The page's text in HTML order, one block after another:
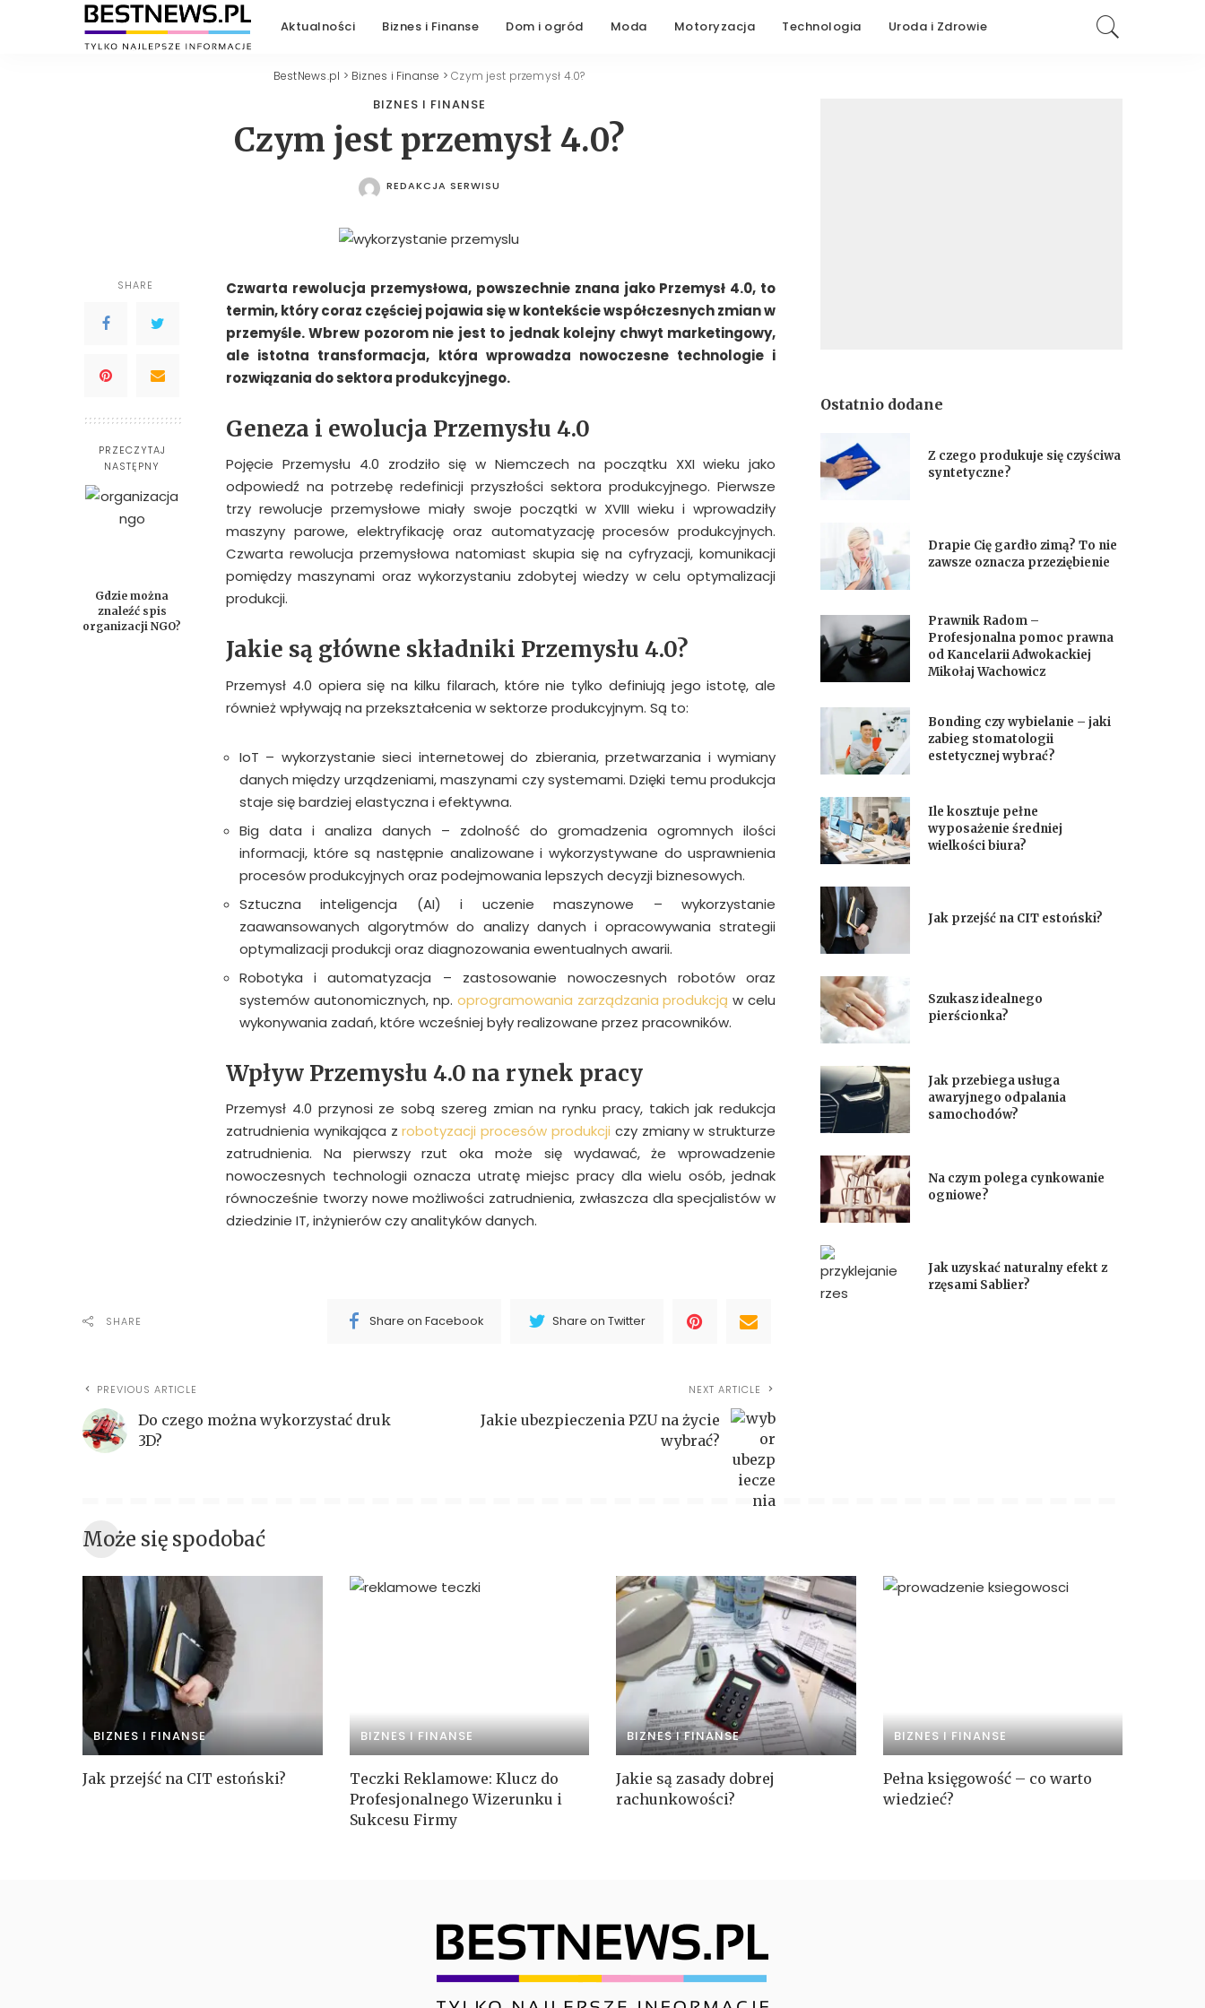
Aktualności Biznes i Finanse Dom i ogród Moda Motoryzacja Technologia Uroda i Zdrowie
BestNews.pl > Biznes i Finanse >Czym jest przemysł 4.0?
BIZNES I FINANSE
Czym jest przemysł 4.0?
POSTED
REDAKCJA SERWISU
SHARE
PRZECZYTAJ
NASTĘPNY
Gdzie można
znaleźć spis
organizacji NGO?
Czwarta rewolucja przemysłowa, powszechnie znana jako Przemysł 4.0, to
termin, który coraz częściej pojawia się w kontekście współczesnych zmian w
przemyśle. Wbrew pozorom nie jest to jednak kolejny chwyt marketingowy,
ale istotna transformacja, która wprowadza nowoczesne technologie i
rozwiązania do sektora produkcyjnego.
Geneza i ewolucja Przemysłu 4.0
Pojęcie Przemysłu 4.0 zrodziło się w Niemczech na początku XXI wieku jako
odpowiedź na potrzebę redefinicji przyszłości sektora produkcyjnego. Pierwsze
trzy rewolucje przemysłowe miały swoje początki w XVIII wieku i wprowadziły
maszyny parowe, elektryfikację oraz automatyzację procesów produkcyjnych.
Czwarta rewolucja przemysłowa natomiast skupia się na cyfryzacji, komunikacji
pomiędzy maszynami oraz wykorzystaniu zdobytej wiedzy w celu optymalizacji
produkcji.
Jakie są główne składniki Przemysłu 4.0?
Przemysł 4.0 opiera się na kilku filarach, które nie tylko definiują jego istotę, ale
również wpływają na przekształcenia w sektorze produkcyjnym. Są to:
IoT – wykorzystanie sieci internetowej do zbierania, przetwarzania i wymiany
danych między urządzeniami, maszynami czy systemami. Dzięki temu produkcja
staje się bardziej elastyczna i efektywna.
Big data i analiza danych – zdolność do gromadzenia ogromnych ilości
informacji, które są następnie analizowane i wykorzystywane do usprawnienia
procesów produkcyjnych oraz podejmowania lepszych decyzji biznesowych.
Sztuczna inteligencja (AI) i uczenie maszynowe – wykorzystanie
zaawansowanych algorytmów do analizy danych i opracowywania strategii
optymalizacji produkcji oraz diagnozowania ewentualnych awarii.
Robotyka i automatyzacja – zastosowanie nowoczesnych robotów oraz
systemów autonomicznych, np. oprogramowania zarządzania produkcją w celu
wykonywania zadań, które wcześniej były realizowane przez pracowników.
Wpływ Przemysłu 4.0 na rynek pracy
Przemysł 4.0 przynosi ze sobą szereg zmian na rynku pracy, takich jak redukcja
zatrudnienia wynikająca zrobotyzacji procesów produkcji czy zmiany w strukturze
zatrudnienia. Na pierwszy rzut oka może się wydawać, że wprowadzenie
nowoczesnych technologii oznacza utratę miejsc pracy dla wielu osób, jednak
równocześnie tworzy nowe możliwości zatrudnienia, zwłaszcza dla specjalistów w
dziedzinie IT, inżynierów czy analityków danych.
SHARE Share on Facebook Share on Twitter
PREVIOUS ARTICLE
Do czego można wykorzystać druk
3D?
NEXT ARTICLE
Jakie ubezpieczenia PZU na życie
wybrać?
Ostatnio dodane
Z czego produkuje się czyściwa
syntetyczne?
Drapie Cię gardło zimą? To nie
zawsze oznacza przeziębienie
Prawnik Radom –
Profesjonalna pomoc prawna
od Kancelarii Adwokackiej
Mikołaj Wachowicz
Bonding czy wybielanie – jaki
zabieg stomatologii
estetycznej wybrać?
Ile kosztuje pełne
wyposażenie średniej
wielkości biura?
Jak przejść na CIT estoński?
Szukasz idealnego
pierścionka?
Jak przebiega usługa
awaryjnego odpalania
samochodów?
Na czym polega cynkowanie
ogniowe?
Jak uzyskać naturalny efekt z
rzęsami Sablier?
Może się spodobać
BIZNES I FINANSE
Jak przejść na CIT estoński?
BIZNES I FINANSE
Teczki Reklamowe: Klucz do
Profesjonalnego Wizerunku i
Sukcesu Firmy
BIZNES I FINANSE
Jakie są zasady dobrej
rachunkowości?
BIZNES I FINANSE
Pełna księgowość – co warto
wiedzieć?